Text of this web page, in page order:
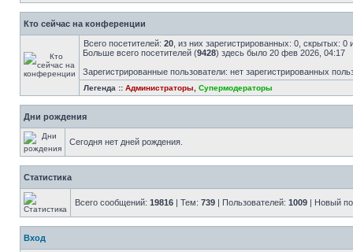
Кто сейчас на конференции
Всего посетителей: 20 , из них зарегистрированных: 0, скрытых:
Больше всего посетителей (9428) здесь было 20 фев 2026, 04:17
Зарегистрированные пользователи: нет зарегистрированных
Легенда :: Администраторы Супермодераторы
Дни рождения
Сегодня нет дней рождения.
Статистика
Всего сообщений: 19816 | Тем: 739 | Пользователей: 1009 | Новый
Вход